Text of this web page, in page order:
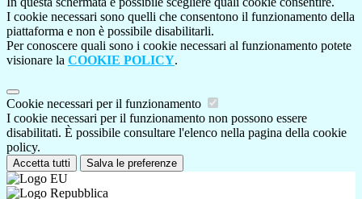
I cookie necessari sono quelli che consentono il funzionamento della
piattaforma e non è possibile disabilitarli.
Per conoscere quali sono i cookie necessari al funzionamento potete
visionare la COOKIE POLICY.
Cookie necessari per il funzionamento
I cookie necessari per il funzionamento non possono essere
disabilitati. È possibile consultare l'elenco nella pagina della cookie
policy.
Accetta tutti Salva le preferenze